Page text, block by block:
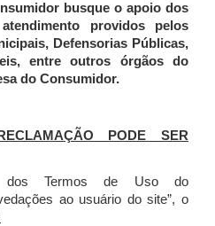
busque o apoio dos
providos pelos
Defensorias Públicas,
entre outros órgãos do
do Consumidor.
PODE SER
Termos de Uso do
ao usuário do site”, o